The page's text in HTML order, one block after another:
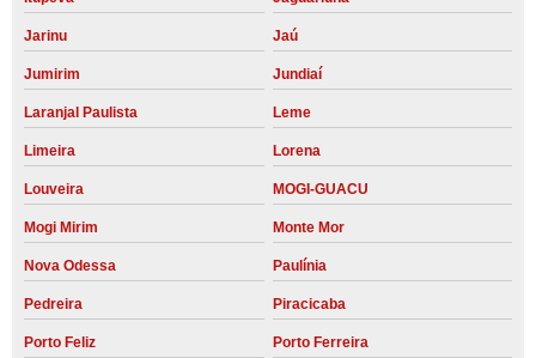
Jarinu Jaú
Jumirim Jundiaí
Laranjal Paulista Leme
Limeira Lorena
Louveira MOGI-GUACU
Mogi Mirim Monte Mor
Nova Odessa Paulínia
Pedreira Piracicaba
Porto Feliz Porto Ferreira